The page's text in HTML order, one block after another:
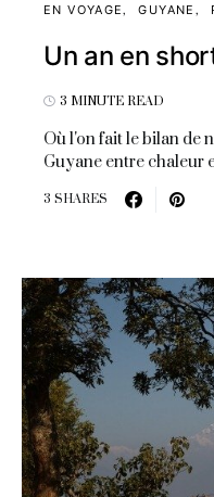
EN VOYAGE GUYANE
Un an en
3 MINUTE READ
Où l'on fait le bilan de
Guyane entre chaleur
3 SHARES